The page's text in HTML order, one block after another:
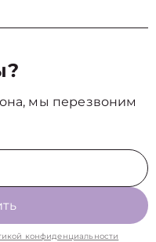
мы перезвоним
конфиденциальности